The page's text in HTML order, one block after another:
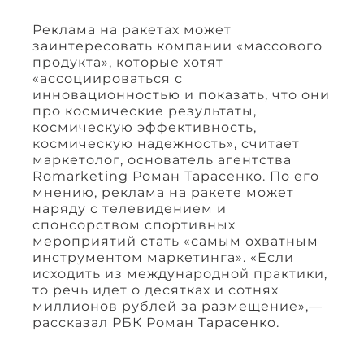
Реклама на ракетах может
заинтересовать компании «массового
продукта», которые хотят
«ассоциироваться с
инновационностью и показать, что они
про космические результаты,
космическую эффективность,
космическую надежность», считает
маркетолог, основатель агентства
Romarketing Роман Тарасенко. По его
мнению, реклама на ракете может
наряду с телевидением и
спонсорством спортивных
мероприятий стать «самым охватным
инструментом маркетинга». «Если
исходить из международной практики,
то речь идет о десятках и сотнях
миллионов рублей за размещение»,—
рассказал РБК Роман Тарасенко.